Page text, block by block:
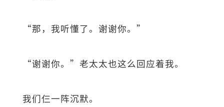
“那，我听懂了。谢谢你。”
“谢谢你。”老太太也这么回应着我。
我们仨一阵沉默。